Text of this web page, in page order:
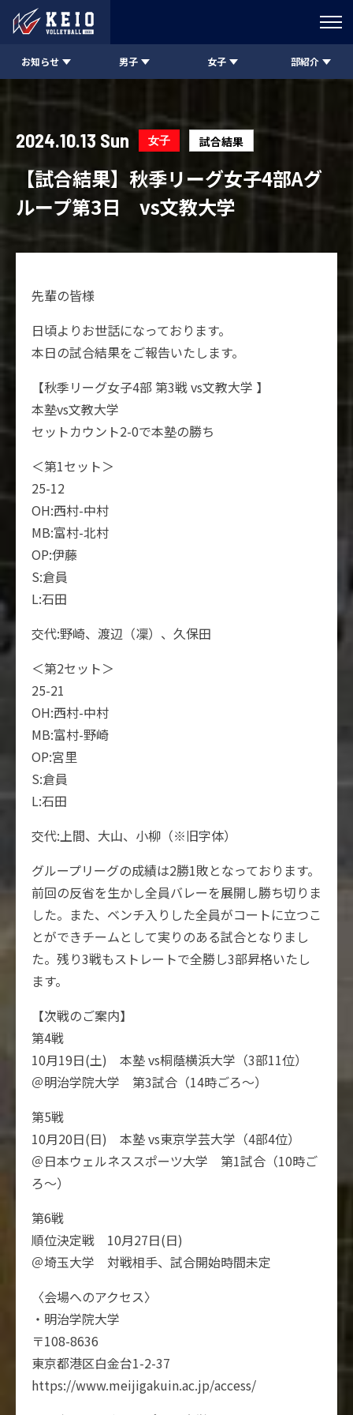
お知らせ 男子 女子 部紹介
2024.10.13 Sun 女子 試合結果
【試合結果】秋季リーグ女子4部Aグ
ループ第3日 vs文教大学
先輩の皆様
日頃よりお世話になっております。
本日の試合結果をご報告いたします。
【秋季リーグ女子4部 第3戦 vs文教大学 】
本塾vs文教大学
セットカウント2-0で本塾の勝ち
＜第1セット＞
25-12
OH:西村-中村
MB:富村-北村
OP:伊藤
S:倉員
L:石田
交代:野崎、渡辺（凜）、久保田
＜第2セット＞
25-21
OH:西村-中村
MB:富村-野崎
OP:宮里
S:倉員
L:石田
交代:上間、大山、小柳（※旧字体）
グループリーグの成績は2勝1敗となっております。
前回の反省を生かし全員バレーを展開し勝ち切りま
した。また、ベンチ入りした全員がコートに立つこ
とができチームとして実りのある試合となりまし
た。残り3戦もストレートで全勝し3部昇格いたし
ます。
【次戦のご案内】
第4戦
10月19日(土) 本塾 vs桐蔭横浜大学（3部11位）
＠明治学院大学 第3試合（14時ごろ～）
第5戦
10月20日(日) 本塾 vs東京学芸大学（4部4位）
＠日本ウェルネススポーツ大学 第1試合（10時ご
ろ～）
第6戦
順位決定戦 10月27日(日)
＠埼玉大学 対戦相手、試合開始時間未定
〈会場へのアクセス〉
・明治学院大学
〒108-8636
東京都港区白金台1-2-37
https://www.meijigakuin.ac.jp/access/